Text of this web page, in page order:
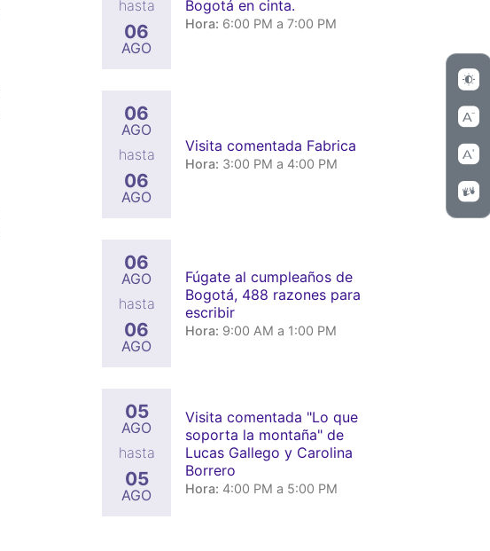
hasta
06
AGO
Bogotá en cinta.
Hora: 6:00 PM a 7:00 PM
06
AGO
hasta
06
AGO
Visita comentada Fabrica
Hora: 3:00 PM a 4:00 PM
06
AGO
hasta
06
AGO
Fúgate al cumpleaños de
Bogotá, 488 razones para
escribir
Hora: 9:00 AM a 1:00 PM
05
AGO
hasta
05
AGO
Visita comentada "Lo que
soporta la montaña" de
Lucas Gallego y Carolina
Borrero
Hora: 4:00 PM a 5:00 PM